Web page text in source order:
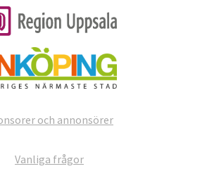
och annonsörer
Vanliga frågor